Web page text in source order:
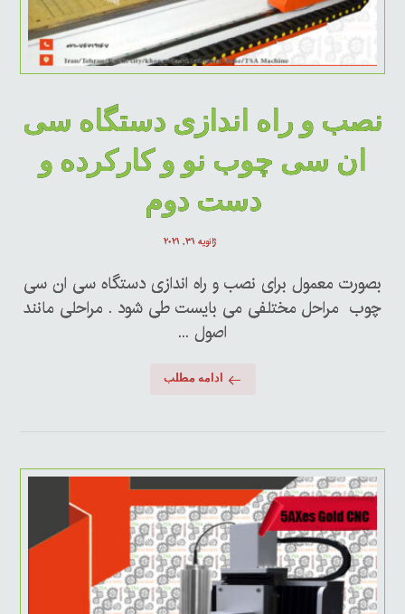
نصب و راه اندازی دستگاه سی
ان سی چوب نو و کارکرده و
دست دوم
ژانویه ۳۱, ۲۰۲۱
بصورت معمول برای نصب و راه اندازی دستگاه سی ان سی
چوب مراحل مختلفی می بایست طی شود . مراحلی مانند
اصول ...
ادامه مطلب